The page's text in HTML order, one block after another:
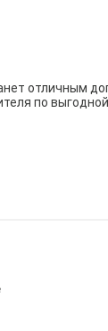
отличным
по